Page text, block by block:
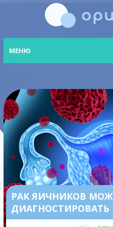
МЕНЮ
РАК ЯИЧНИКОВ